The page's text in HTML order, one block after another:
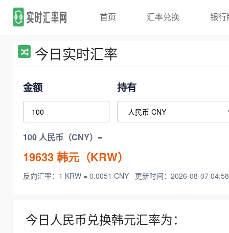
首页 汇率兑换 银行
今日实时汇率
金额 持有
100 人民币（CNY）=
19633韩元（KRW）
反向汇率：1 KRW = 0.0051 CNY 更新时间：2026-08-07
今日人民币兑换韩元汇率为：